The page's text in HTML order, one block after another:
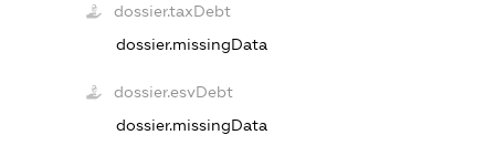
dossier.taxDebt
dossier.missingData
dossier.esvDebt
dossier.missingData